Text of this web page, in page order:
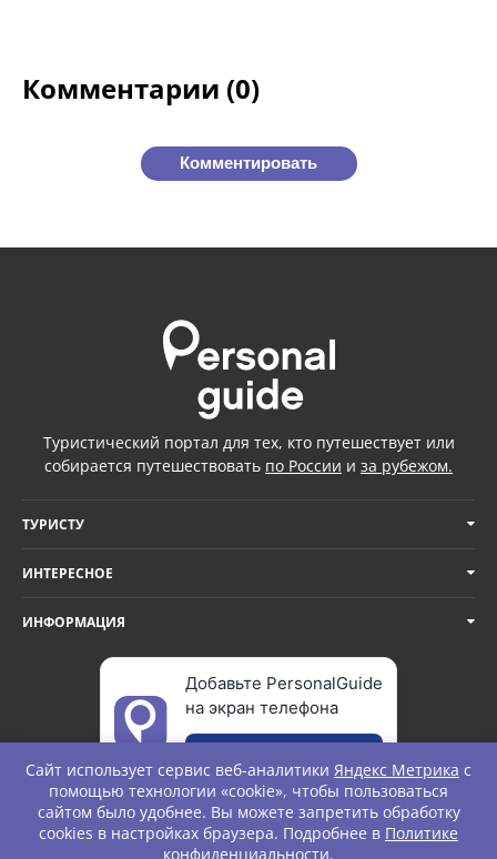
Комментарии (0)
Комментировать
Туристический портал для тех, кто путешествует или
собирается путешествовать по России и за рубежом.
ТУРИСТУ
ИНТЕРЕСНОЕ
ИНФОРМАЦИЯ
Добавьте PersonalGuide
на экран телефона
© Personal Guide. All rights Reserved.
Сайт использует сервис веб-аналитики Яндекс Метрика с
помощью технологии «cookie», чтобы пользоваться
сайтом было удобнее. Вы можете запретить обработку
cookies в настройках браузера. Подробнее в Политике
конфиденциальности.